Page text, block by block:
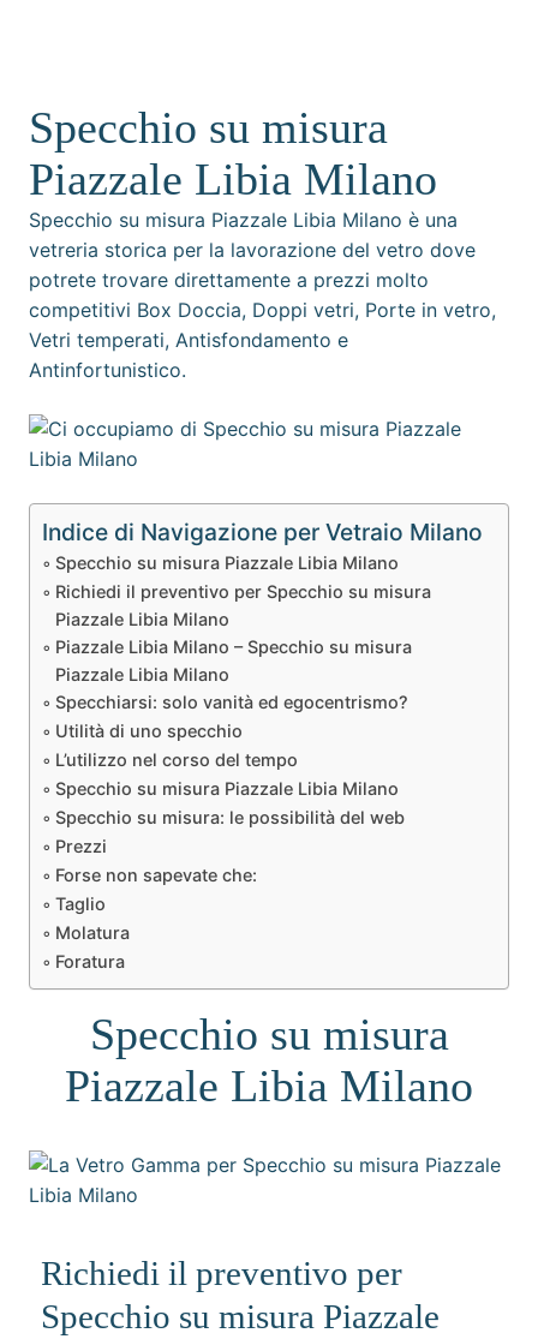
Specchio su misura
Piazzale Libia Milano
Specchio su misura Piazzale Libia Milano è una
vetreria storica per la lavorazione del vetro dove
potrete trovare direttamente a prezzi molto
competitivi Box Doccia, Doppi vetri, Porte in vetro,
Vetri temperati, Antisfondamento e
Antinfortunistico.
Indice di Navigazione per Vetraio Milano
Specchio su misura Piazzale Libia Milano
Richiedi il preventivo per Specchio su misura
Piazzale Libia Milano
Piazzale Libia Milano – Specchio su misura
Piazzale Libia Milano
Specchiarsi: solo vanità ed egocentrismo?
Utilità di uno specchio
L’utilizzo nel corso del tempo
Specchio su misura Piazzale Libia Milano
Specchio su misura: le possibilità del web
Prezzi
Forse non sapevate che:
Taglio
Molatura
Foratura
Specchio su misura
Piazzale Libia Milano
Richiedi il preventivo per
Specchio su misura Piazzale